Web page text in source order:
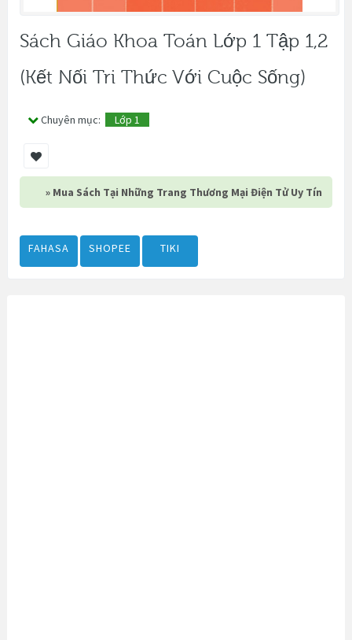
Sách Giáo Khoa Toán Lớp 1 Tập 1,2
(Kết Nối Tri Thức Với Cuộc Sống)
Chuyên mục: Lớp 1
» Mua Sách Tại Những Trang Thương Mại Điện Tử Uy Tín
FAHASA SHOPEE TIKI